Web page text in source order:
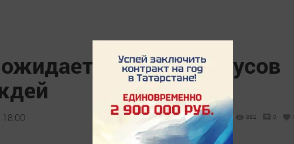
до 30 градусов
882 0